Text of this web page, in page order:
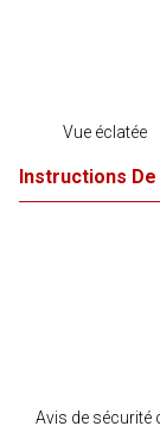
Vue éclatée
Instructions
Avis de sécurité